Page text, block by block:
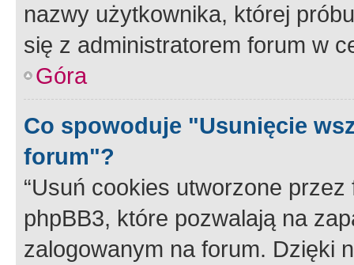
nazwy użytkownika, której
się z administratorem forum w
Góra
Co spowoduje "Usunięcie
forum"?
“Usuń cookies utworzone
phpBB3, które pozwalają na
zalogowanym na forum. Dzięki